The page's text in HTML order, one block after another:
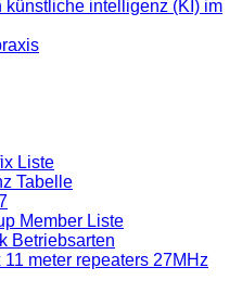
künstliche intelligenz (KI) im
Liste
Tabelle
Member Liste
Betriebsarten
11 meter repeaters 27MHz